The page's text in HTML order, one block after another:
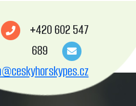
+420 602 547
689